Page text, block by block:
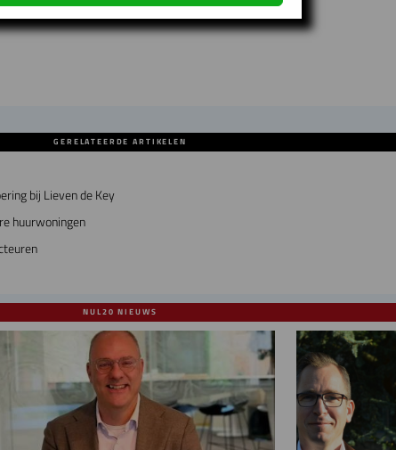
GERELATEERDE ARTIKELEN
bij Lieven de Key
huurwoningen
NUL20 NIEUWS